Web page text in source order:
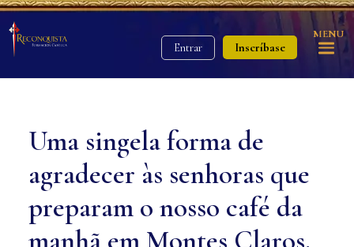
Entrar Inscríbase
MENU
Uma singela forma de
agradecer às senhoras que
preparam o nosso café da